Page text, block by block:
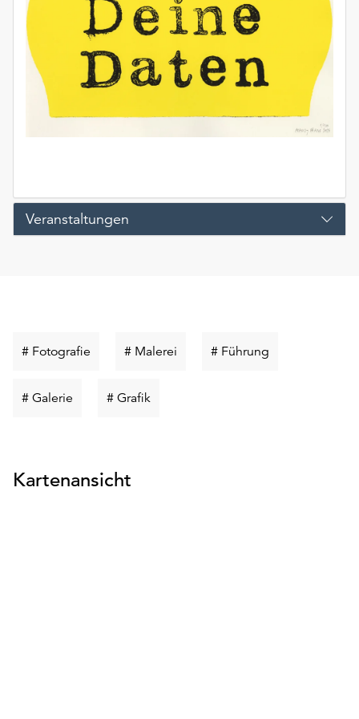
Veranstaltungen
# Fotografie Schlüsselwort
# Malerei Schlüsselwort
# Führung
# Galerie Schlüsselwort
# Grafik
Kartenansicht